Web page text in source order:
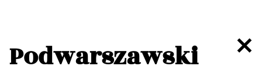
Podwarszawski